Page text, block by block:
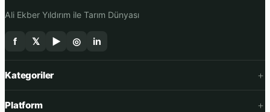
Ali Ekber Yıldırım ile Tarım Dünyası
f 𝕏 ▶ ◎ in
Kategoriler
Platform